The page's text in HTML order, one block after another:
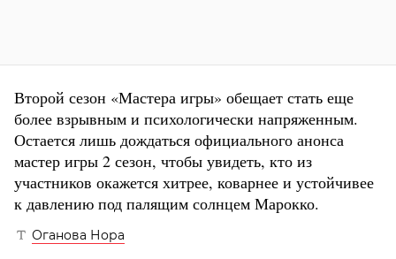
Второй сезон «Мастера игры» обещает стать еще
более взрывным и психологически напряженным.
Остается лишь дождаться официального анонса
мастер игры 2 сезон, чтобы увидеть, кто из
участников окажется хитрее, коварнее и устойчивее
к давлению под палящим солнцем Марокко.
Оганова Нора